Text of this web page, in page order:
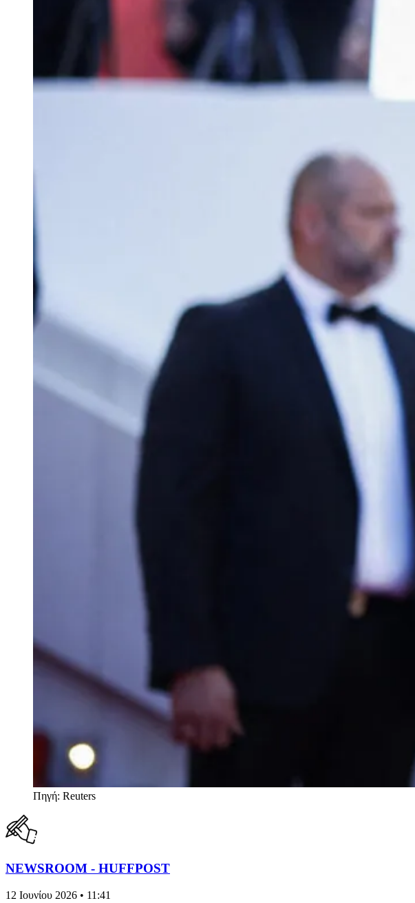
Πηγή: Reuters
NEWSROOM - HUFFPOST
12 Ιουνίου 2026 • 11:41